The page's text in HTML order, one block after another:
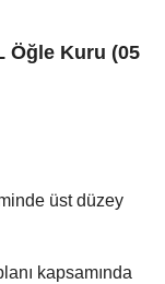
Öğle Kuru (05
üst düzey
kapsamında